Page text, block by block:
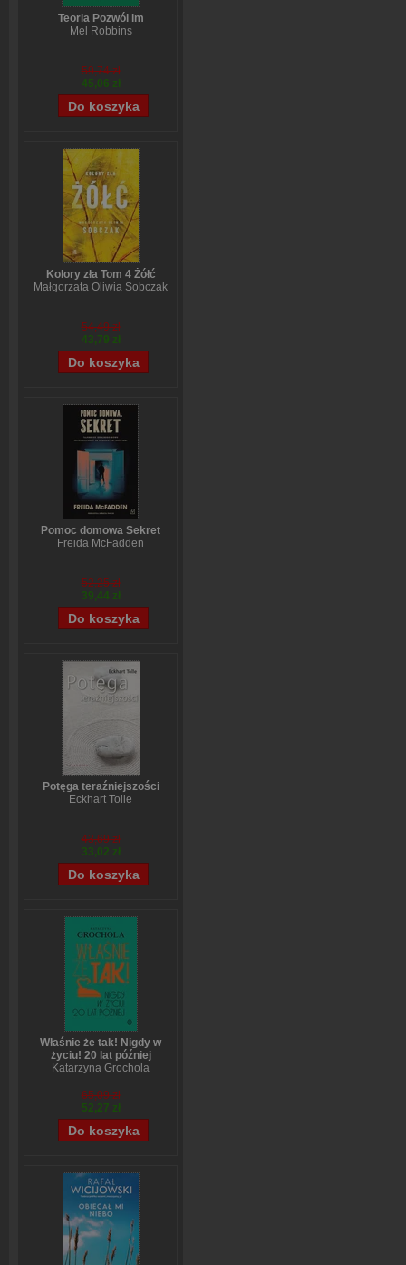
Teoria Pozwól im
Mel Robbins
59,74 zł
45,06 zł
Kolory zła Tom 4 Żółć
Małgorzata Oliwia Sobczak
54,49 zł
43,79 zł
Pomoc domowa Sekret
Freida McFadden
52,25 zł
39,44 zł
Potęga teraźniejszości
Eckhart Tolle
43,69 zł
33,02 zł
Właśnie że tak! Nigdy w
życiu! 20 lat później
Katarzyna Grochola
65,09 zł
52,27 zł